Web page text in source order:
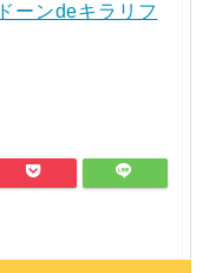
ドーンdeキラリフ